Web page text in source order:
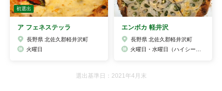
初選出
ア フェネステッラ
長野県 北佐久郡軽井沢町
火曜日
エンボカ 軽井沢
長野県 北佐久郡軽井沢町
選出基準日：2021年4月末